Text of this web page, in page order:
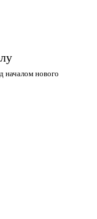
началом нового